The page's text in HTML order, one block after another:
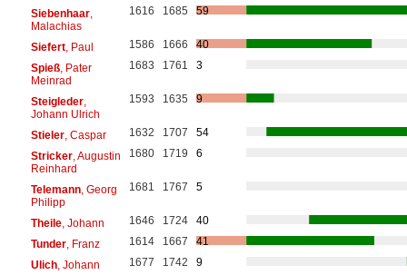
Siebenhaar,
Malachias
1616 1685 59
Siefert, Paul 1586 1666
40
Spieß, Pater
Meinrad
1683 1761 3
Steigleder,
Johann Ulrich
1593 1635 9
Stieler, Caspar 1632 1707
54
Stricker, Augustin
Reinhard
1680 1719 6
Telemann, Georg
Philipp
1681 1767 5
Theile, Johann 1646 1724
40
Tunder, Franz 1614 1667
41
Ulich, Johann 1677 1742
9